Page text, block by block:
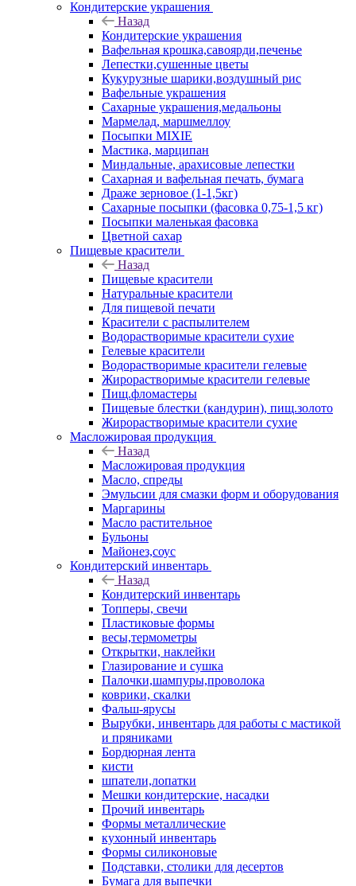
Кондитерские украшения
Назад
Кондитерские украшения
Вафельная крошка,савоярди,печенье
Лепестки,сушенные цветы
Кукурузные шарики,воздушный рис
Вафельные украшения
Сахарные украшения,медальоны
Мармелад, маршмеллоу
Посыпки MIXIE
Мастика, марципан
Миндальные, арахисовые лепестки
Сахарная и вафельная печать, бумага
Драже зерновое (1-1,5кг)
Сахарные посыпки (фасовка 0,75-1,5 кг)
Посыпки маленькая фасовка
Цветной сахар
Пищевые красители
Назад
Пищевые красители
Натуральные красители
Для пищевой печати
Красители с распылителем
Водорастворимые красители сухие
Гелевые красители
Водорастворимые красители гелевые
Жирорастворимые красители гелевые
Пищ.фломастеры
Пищевые блестки (кандурин), пищ.золото
Жирорастворимые красители сухие
Масложировая продукция
Назад
Масложировая продукция
Масло, спреды
Эмульсии для смазки форм и оборудования
Маргарины
Масло растительное
Бульоны
Майонез,соус
Кондитерский инвентарь
Назад
Кондитерский инвентарь
Топперы, свечи
Пластиковые формы
весы,термометры
Открытки, наклейки
Глазирование и сушка
Палочки,шампуры,проволока
коврики, скалки
Фальш-ярусы
Вырубки, инвентарь для работы с мастикой
и пряниками
Бордюрная лента
кисти
шпатели,лопатки
Мешки кондитерские, насадки
Прочий инвентарь
Формы металлические
кухонный инвентарь
Формы силиконовые
Подставки, столики для десертов
Бумага для выпечки